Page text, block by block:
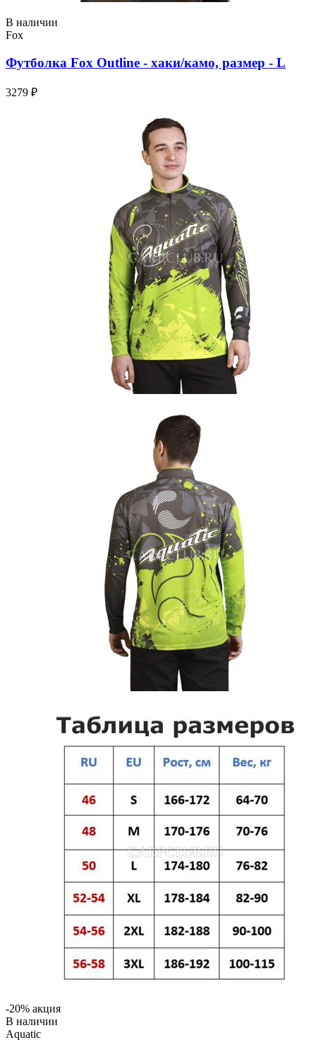
В наличии
Fox
Футболка Fox Outline - хаки/камо, размер - L
3279 ₽
-20% акция
В наличии
Aquatic